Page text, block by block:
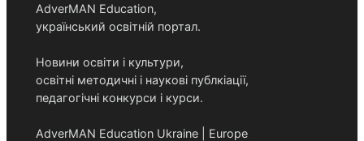
AdverMAN Education,
український освітній портал.
Новини освіти і культури,
освітні методичні і наукові публкіації,
педагогічні конкурси і курси.
AdverMAN Education Ukraine | Europe